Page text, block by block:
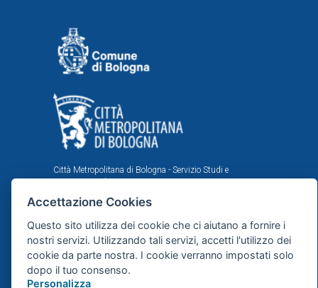
Città Metropolitana di Bologna - Servizio Studi e
Comune di Bologna - Area Programmazione, Statistica e
di Statistica
Il portale statistico metropolitano è stato realizzato
nell'ambito dell'accordo istituzionale fra Città
Metropolitana e Comune di Bologna in tema di statistica
e ricerche demografiche, sociali ed economiche.
Accettazione Cookies
Questo sito utilizza dei cookie che ci aiutano a fornire i
nostri servizi. Utilizzando tali servizi, accetti l'utilizzo dei
cookie da parte nostra. I cookie verranno impostati solo
dopo il tuo consenso.
Personalizza